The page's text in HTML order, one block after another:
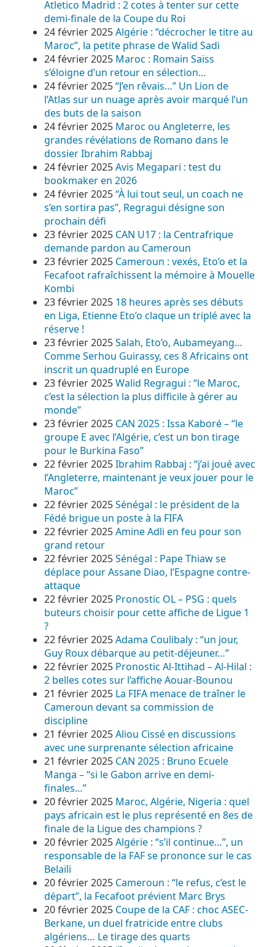
Atletico Madrid : 2 cotes à tenter sur cette
demi-finale de la Coupe du Roi
24 février 2025Algérie : “décrocher le titre au
Maroc”, la petite phrase de Walid Sadi
24 février 2025 Maroc : Romain Saïss
s’éloigne d’un retour en sélection…
24 février 2025“J’en rêvais…” Un Lion de
l’Atlas sur un nuage après avoir marqué l’un
des buts de la saison
24 février 2025 Maroc ou Angleterre, les
grandes révélations de Romano dans le
dossier Ibrahim Rabbaj
24 février 2025Avis Megapari : test du
bookmaker en 2026
24 février 2025“À lui tout seul, un coach ne
s’en sortira pas”, Regragui désigne son
prochain défi
23 février 2025 CAN U17 : la Centrafrique
demande pardon au Cameroun
23 février 2025 Cameroun : vexés, Eto’o et la
Fecafoot rafraîchissent la mémoire à Mouelle
Kombi
23 février 2025 18 heures après ses débuts
en Liga, Etienne Eto’o claque un triplé avec la
réserve !
23 février 2025Salah, Eto’o, Aubameyang…
Comme Serhou Guirassy, ces 8 Africains ont
inscrit un quadruplé en Europe
23 février 2025Walid Regragui : “le Maroc,
c’est la sélection la plus difficile à gérer au
monde”
23 février 2025 CAN 2025 : Issa Kaboré – “le
groupe E avec l’Algérie, c’est un bon tirage
pour le Burkina Faso”
22 février 2025Ibrahim Rabbaj : “j’ai joué avec
l’Angleterre, maintenant je veux jouer pour le
Maroc”
22 février 2025Sénégal : le président de la
Fédé brigue un poste à la FIFA
22 février 2025Amine Adli en feu pour son
grand retour
22 février 2025Sénégal : Pape Thiaw se
déplace pour Assane Diao, l’Espagne contre-
attaque
22 février 2025 Pronostic OL – PSG : quels
buteurs choisir pour cette affiche de Ligue 1
?
22 février 2025Adama Coulibaly : “un jour,
Guy Roux débarque au petit-déjeuner…”
22 février 2025 Pronostic Al-Ittihad – Al-Hilal :
2 belles cotes sur l’affiche Aouar-Bounou
21 février 2025 La FIFA menace de traîner le
Cameroun devant sa commission de
discipline
21 février 2025Aliou Cissé en discussions
avec une surprenante sélection africaine
21 février 2025 CAN 2025 : Bruno Ecuele
Manga – “si le Gabon arrive en demi-
finales…”
20 février 2025 Maroc, Algérie, Nigeria : quel
pays africain est le plus représenté en 8es de
finale de la Ligue des champions ?
20 février 2025Algérie : “s’il continue…”, un
responsable de la FAF se prononce sur le cas
Belaïli
20 février 2025 Cameroun : “le refus, c’est le
départ”, la Fecafoot prévient Marc Brys
20 février 2025 Coupe de la CAF : choc ASEC-
Berkane, un duel fratricide entre clubs
algériens… Le tirage des quarts